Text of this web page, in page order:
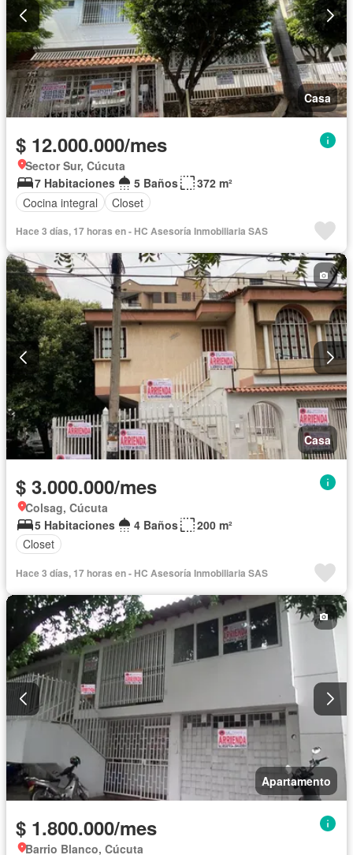
Casa
$ 12.000.000/mes
Sector Sur, Cúcuta
7 Habitaciones
5 Baños
372 m²
Cocina integral
Closet
Hace 3 días, 17 horas en - HC Asesoría Inmobiliaria SAS
Casa
$ 3.000.000/mes
Colsag, Cúcuta
5 Habitaciones
4 Baños
200 m²
Closet
Hace 3 días, 17 horas en - HC Asesoría Inmobiliaria SAS
Apartamento
$ 1.800.000/mes
Barrio Blanco, Cúcuta